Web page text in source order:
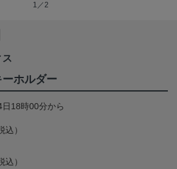
1／2
ホルダー
18時00分から
込）
込）